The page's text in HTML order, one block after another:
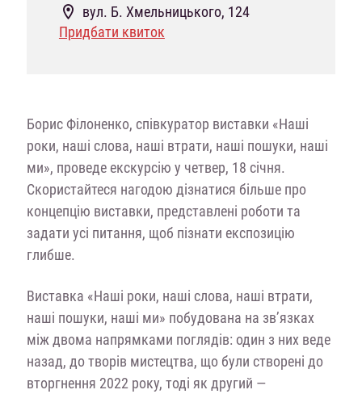
вул. Б. Хмельницького, 124
Придбати квиток
Борис Філоненко, співкуратор виставки «Наші
роки, наші слова, наші втрати, наші пошуки, наші
ми», проведе екскурсію у четвер, 18 січня.
Скористайтеся нагодою дізнатися більше про
концепцію виставки, представлені роботи та
задати усі питання, щоб пізнати експозицію
глибше.
Виставка «Наші роки, наші слова, наші втрати,
наші пошуки, наші ми» побудована на зв’язках
між двома напрямками поглядів: один з них веде
назад, до творів мистецтва, що були створені до
вторгнення 2022 року, тоді як другий —